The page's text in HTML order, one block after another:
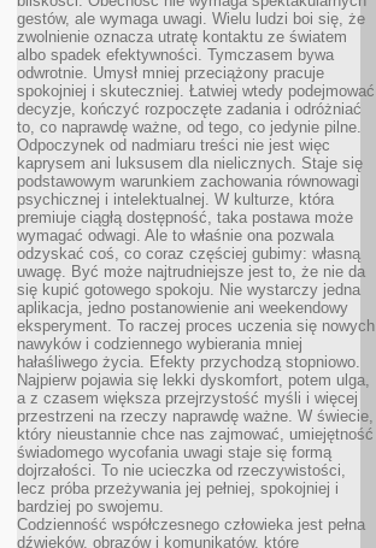
gestów, ale wymaga uwagi. Wielu ludzi boi się, że
zwolnienie oznacza utratę kontaktu ze światem
albo spadek efektywności. Tymczasem bywa
odwrotnie. Umysł mniej przeciążony pracuje
spokojniej i skuteczniej. Łatwiej wtedy podejmować
decyzje, kończyć rozpoczęte zadania i odróżniać
to, co naprawdę ważne, od tego, co jedynie pilne.
Odpoczynek od nadmiaru treści nie jest więc
kaprysem ani luksusem dla nielicznych. Staje się
podstawowym warunkiem zachowania równowagi
psychicznej i intelektualnej. W kulturze, która
premiuje ciągłą dostępność, taka postawa może
wymagać odwagi. Ale to właśnie ona pozwala
odzyskać coś, co coraz częściej gubimy: własną
uwagę. Być może najtrudniejsze jest to, że nie da
się kupić gotowego spokoju. Nie wystarczy jedna
aplikacja, jedno postanowienie ani weekendowy
eksperyment. To raczej proces uczenia się nowych
nawyków i codziennego wybierania mniej
hałaśliwego życia. Efekty przychodzą stopniowo.
Najpierw pojawia się lekki dyskomfort, potem ulga,
a z czasem większa przejrzystość myśli i więcej
przestrzeni na rzeczy naprawdę ważne. W świecie,
który nieustannie chce nas zajmować, umiejętność
świadomego wycofania uwagi staje się formą
dojrzałości. To nie ucieczka od rzeczywistości,
lecz próba przeżywania jej pełniej, spokojniej i
bardziej po swojemu.
Codzienność współczesnego człowieka jest pełna
dźwięków, obrazów i komunikatów, które